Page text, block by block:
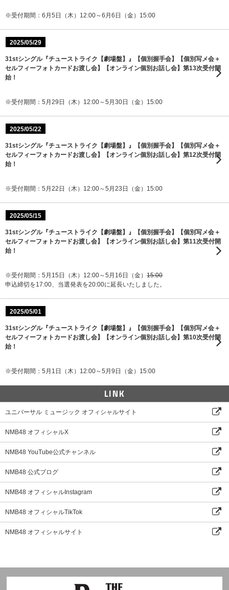
※受付期間：6月5日（木）12:00～6月6日（金）15:00
2025/05/29
31stシングル『チューストライク【劇場盤】』【個別握手会】【個別写メ会＋
セルフィーフォトカードお渡し会】【オンライン個別お話し会】第13次受付開
始！
※受付期間：5月29日（木）12:00～5月30日（金）15:00
2025/05/22
31stシングル『チューストライク【劇場盤】』【個別握手会】【個別写メ会＋
セルフィーフォトカードお渡し会】【オンライン個別お話し会】第12次受付開
始！
※受付期間：5月22日（木）12:00～5月23日（金）15:00
2025/05/15
31stシングル『チューストライク【劇場盤】』【個別握手会】【個別写メ会＋
セルフィーフォトカードお渡し会】【オンライン個別お話し会】第11次受付開
始！
※受付期間：5月15日（木）12:00～5月16日（金） 15:00
申込締切を17:00、当選発表を20:00に延長いたしました。
2025/05/01
31stシングル『チューストライク【劇場盤】』【個別握手会】【個別写メ会＋
セルフィーフォトカードお渡し会】【オンライン個別お話し会】第10次受付開
始！
※受付期間：5月1日（木）12:00～5月9日（金）15:00
LINK
ユニバーサル ミュージック オフィシャルサイト
NMB48 オフィシャルX
NMB48 YouTube公式チャンネル
NMB48 公式ブログ
NMB48 オフィシャルInstagram
NMB48 オフィシャルTikTok
NMB48 オフィシャルサイト